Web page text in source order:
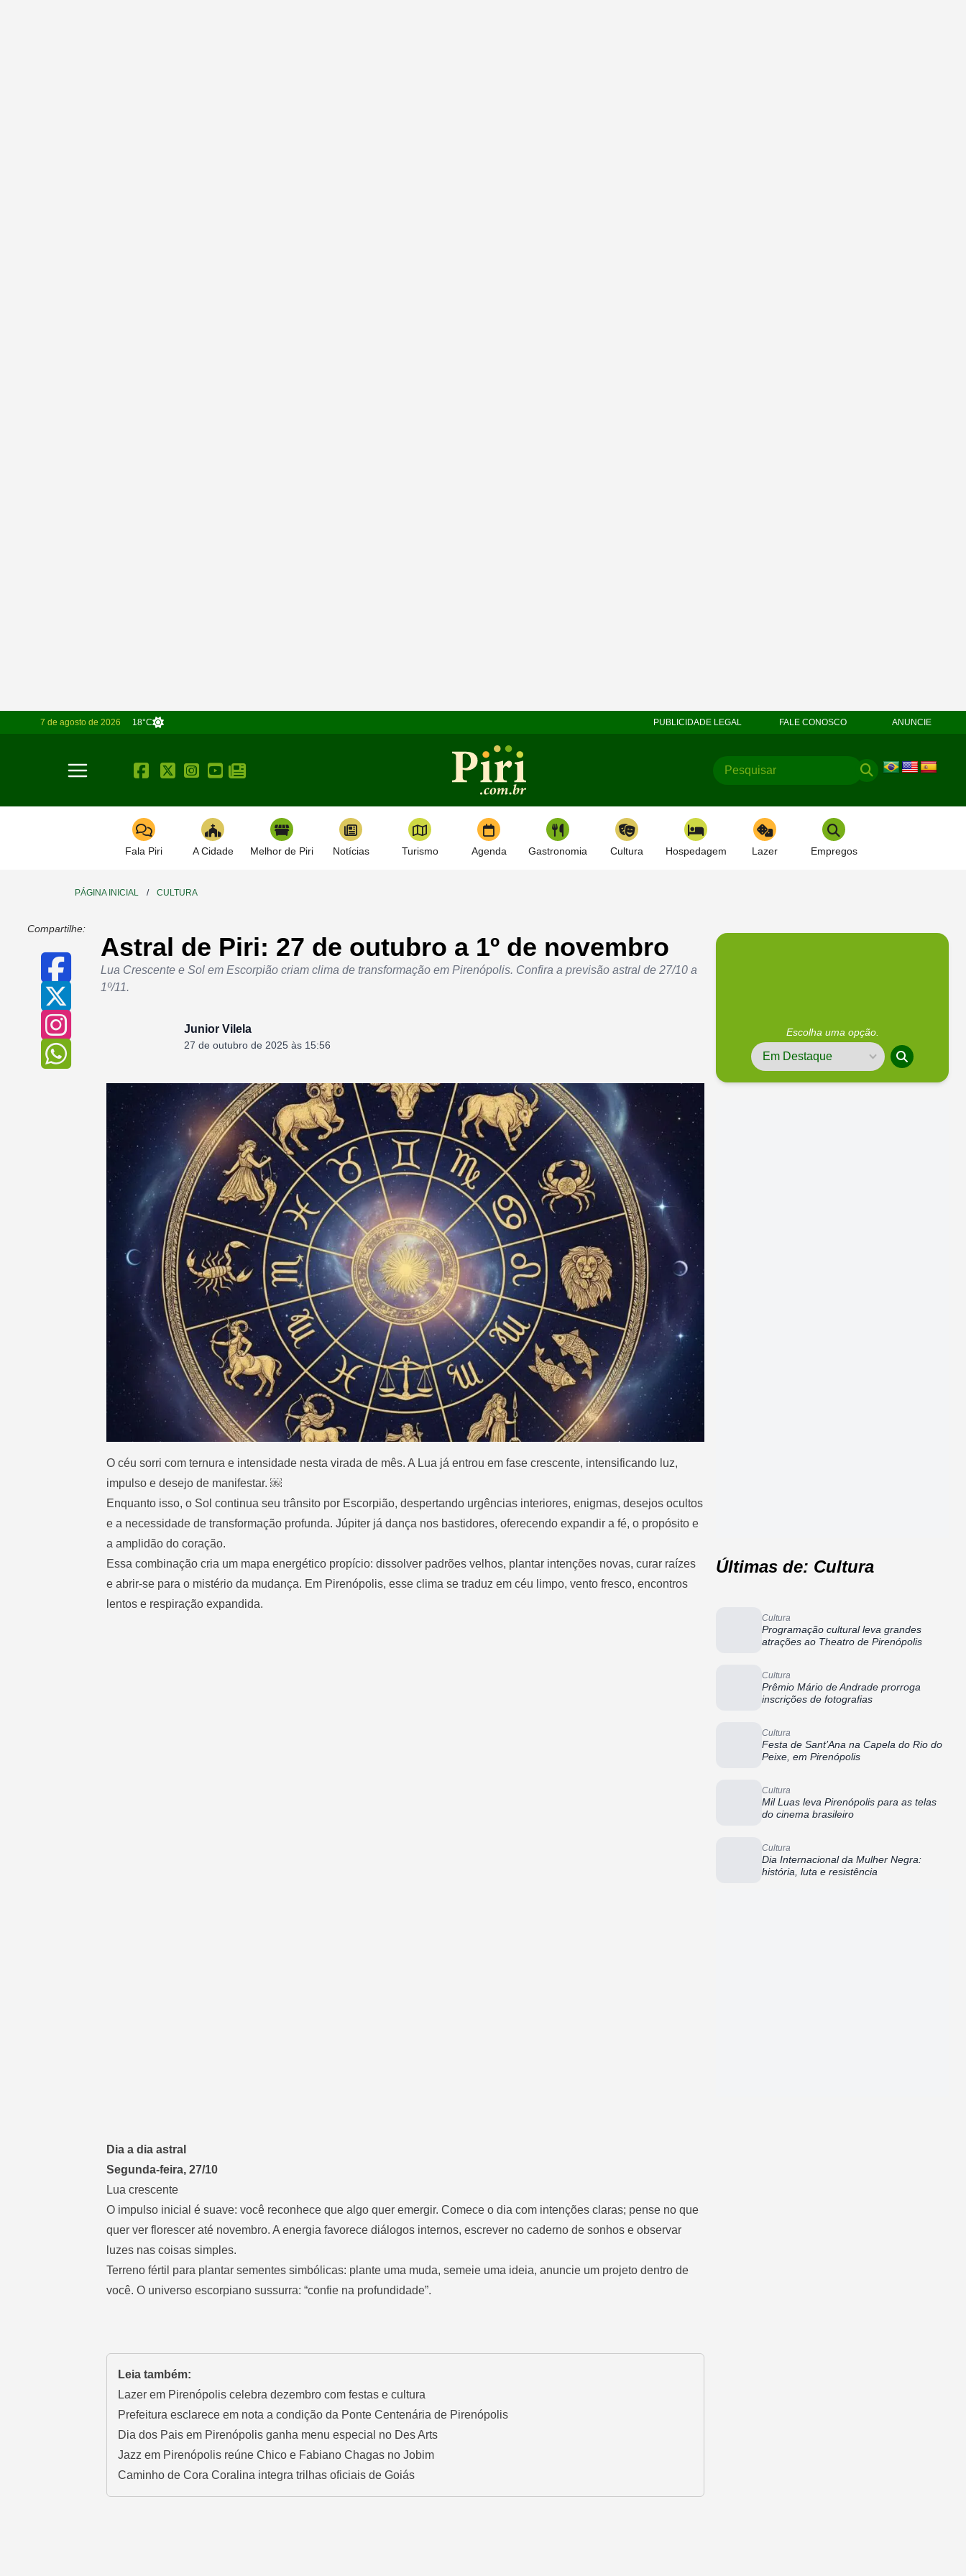
7 de agosto de 2026 18°C PUBLICIDADE LEGAL FALE CONOSCO ANUNCIE
Toggle navigation
Fala Piri A Cidade Melhor de Piri Notícias Turismo Agenda Gastronomia Cultura Hospedagem Lazer Empregos
PÁGINA INICIAL / CULTURA
Compartilhe:
Astral de Piri: 27 de outubro a 1º de novembro
Lua Crescente e Sol em Escorpião criam clima de transformação em Pirenópolis. Confira a previsão astral de 27/10 a
1º/11.
Junior Vilela
27 de outubro de 2025 às 15:56
O céu sorri com ternura e intensidade nesta virada de mês. A Lua já entrou em fase crescente, intensificando luz,
impulso e desejo de manifestar. ￼
Enquanto isso, o Sol continua seu trânsito por Escorpião, despertando urgências interiores, enigmas, desejos ocultos
e a necessidade de transformação profunda. Júpiter já dança nos bastidores, oferecendo expandir a fé, o propósito e
a amplidão do coração.
Essa combinação cria um mapa energético propício: dissolver padrões velhos, plantar intenções novas, curar raízes
e abrir-se para o mistério da mudança. Em Pirenópolis, esse clima se traduz em céu limpo, vento fresco, encontros
lentos e respiração expandida.
Dia a dia astral
Segunda-feira, 27/10
Lua crescente
O impulso inicial é suave: você reconhece que algo quer emergir. Comece o dia com intenções claras; pense no que
quer ver florescer até novembro. A energia favorece diálogos internos, escrever no caderno de sonhos e observar
luzes nas coisas simples.
Terreno fértil para plantar sementes simbólicas: plante uma muda, semeie uma ideia, anuncie um projeto dentro de
você. O universo escorpiano sussurra: “confie na profundidade”.
Leia também:
Lazer em Pirenópolis celebra dezembro com festas e cultura
Prefeitura esclarece em nota a condição da Ponte Centenária de Pirenópolis
Dia dos Pais em Pirenópolis ganha menu especial no Des Arts
Jazz em Pirenópolis reúne Chico e Fabiano Chagas no Jobim
Caminho de Cora Coralina integra trilhas oficiais de Goiás
Escolha uma opção.
Últimas de: Cultura
Cultura
Programação cultural leva grandes
atrações ao Theatro de Pirenópolis
Cultura
Prêmio Mário de Andrade prorroga
inscrições de fotografias
Cultura
Festa de Sant’Ana na Capela do Rio do
Peixe, em Pirenópolis
Cultura
Mil Luas leva Pirenópolis para as telas
do cinema brasileiro
Cultura
Dia Internacional da Mulher Negra:
história, luta e resistência